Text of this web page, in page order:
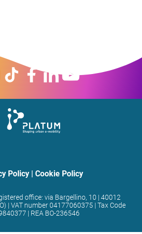
Policy| Cookie Policy
office: via Bargellino, 10 | 40012
| VAT number 04177060375 | Tax Code
| REA BO-236546